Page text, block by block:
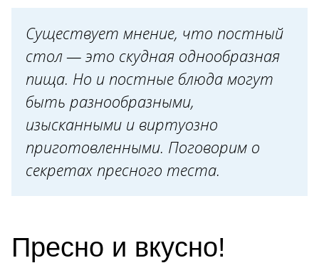
Существует мнение, что постный
стол — это скудная однообразная
пища. Но и постные блюда могут
быть разнообразными,
изысканными и виртуозно
приготовленными. Поговорим о
секретах пресного теста.
Пресно и вкусно!